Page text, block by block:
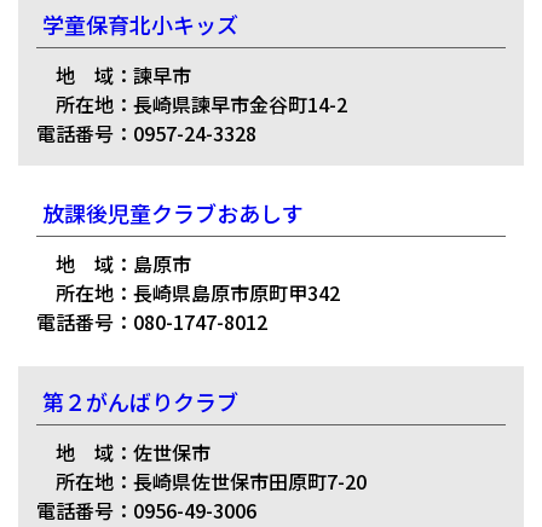
学童保育北小キッズ
地 域：諫早市
所在地：長崎県諫早市金谷町14-2
電話番号：0957-24-3328
放課後児童クラブおあしす
地 域：島原市
所在地：長崎県島原市原町甲342
電話番号：080-1747-8012
第２がんばりクラブ
地 域：佐世保市
所在地：長崎県佐世保市田原町7-20
電話番号：0956-49-3006